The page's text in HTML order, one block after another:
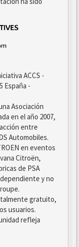
ACCS -
España -
Asociación
en el año 2007,
entre
Automobiles.
en eventos
Citroën,
de PSA
y no
gratuito,
usuarios.
refleja